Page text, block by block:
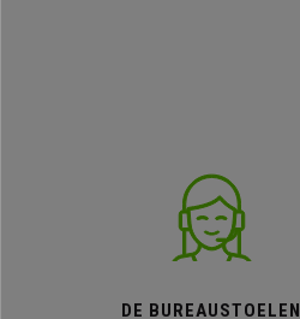
DE BUREAUSTOELEN